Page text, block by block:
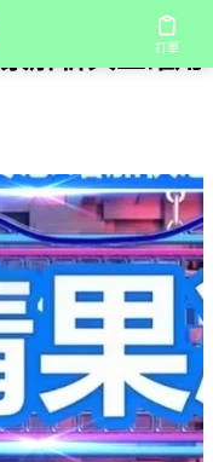
訂單
解析與正確用